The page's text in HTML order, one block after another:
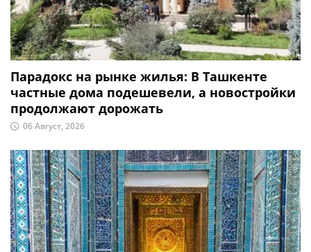
Парадокс на рынке жилья: В Ташкенте
частные дома подешевели, а новостройки
продолжают дорожать
06 Август, 2026